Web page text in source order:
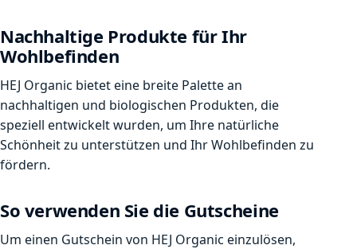
Nachhaltige Produkte für Ihr
Wohlbefinden
HEJ Organic bietet eine breite Palette an
nachhaltigen und biologischen Produkten, die
speziell entwickelt wurden, um Ihre natürliche
Schönheit zu unterstützen und Ihr Wohlbefinden zu
fördern.
So verwenden Sie die Gutscheine
Um einen Gutschein von HEJ Organic einzulösen,